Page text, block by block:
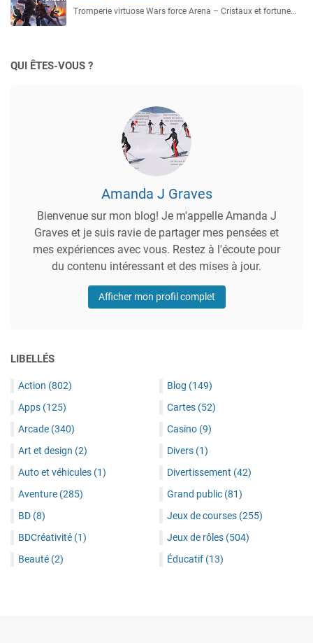
Tromperie virtuose Wars force Arena – Cristaux et fortune…
QUI ÊTES-VOUS ?
Amanda J Graves
Bienvenue sur mon blog! Je m'appelle Amanda J
Graves et je suis ravie de partager mes pensées et
mes expériences avec vous. Restez à l'écoute pour
du contenu intéressant et des mises à jour.
Afficher mon profil complet
LIBELLÉS
Action (802)
Apps (125)
Arcade (340)
Art et design (2)
Auto et véhicules (1)
Aventure (285)
BD (8)
BDCréativité (1)
Beauté (2)
Blog (149)
Cartes (52)
Casino (9)
Divers (1)
Divertissement (42)
Grand public (81)
Jeux de courses (255)
Jeux de rôles (504)
Éducatif (13)